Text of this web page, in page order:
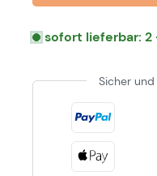
sofort lieferbar: 2
Sicher